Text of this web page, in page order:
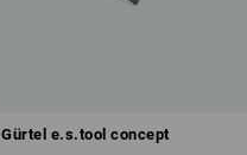
Gürtel e.s.tool concept